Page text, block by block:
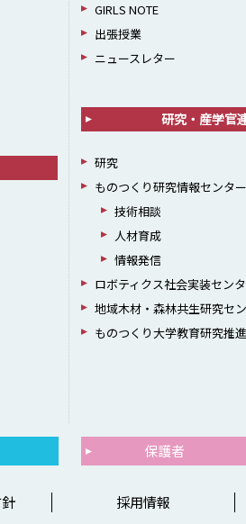
GIRLS NOTE
出張授業
ニュースレター
研究・産学官
研究
ものつくり研究情報センター
技術相談
人材育成
情報発信
ロボティクス社会実装セン
地域木材・森林共生研究セ
ものつくり大学教育研究推
保護者
採用情報